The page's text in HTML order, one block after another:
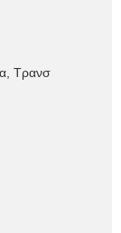
Τρανσ